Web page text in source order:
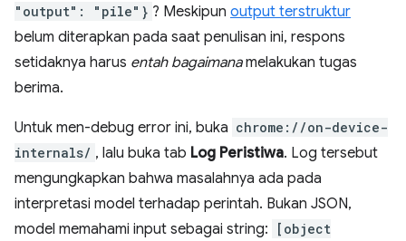
"output": "pile"} ? Meskipun output terstruktur
belum diterapkan pada saat penulisan ini, respons
setidaknya harus entah bagaimanamelakukan tugas
berima.
Untuk men-debug error ini, buka chrome://on-device-
internals/ , lalu buka tab Log Peristiwa. Log tersebut
mengungkapkan bahwa masalahnya ada pada
interpretasi model terhadap perintah. Bukan JSON,
model memahami input sebagai string:
[object